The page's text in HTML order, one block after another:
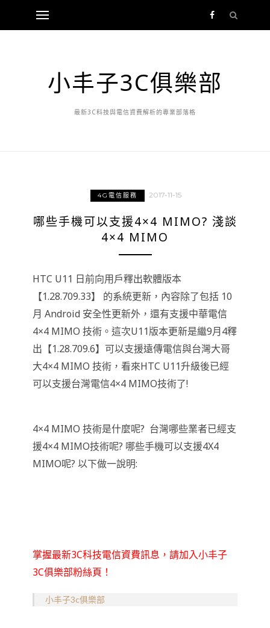
小丰子3C俱樂部
最新3C科技與電信資費解析的專業部落格
4G電信服務 2017-11-15
哪些手機可以支援4×4 MIMO? 淺談
4×4 MIMO
HTC U11 日前向用戶釋出軟體版本
【1.28.709.33】 的系統更新，內容除了包括 10
月 Android 安全性更新外，還有支援中華電信
4×4 MIMO 技術。這次U11版本更新是繼9月4釋
出【1.28.709.6】可以支援遠傳電信與台灣大哥
大4×4 MIMO 技術，看來HTC U11升級後已經
可以支援台灣電信4×4 MIMO技術了!
4×4 MIMO 技術是什麼呢? 台灣哪些業者已經支
援4×4 MIMO技術呢? 哪些手機可以支援4X4
MIMO呢? 以下做一說明:
掌握最新3C科技電信資費訊息，請加入小丰子
3C俱樂部粉絲頁！
小丰子3c俱樂部